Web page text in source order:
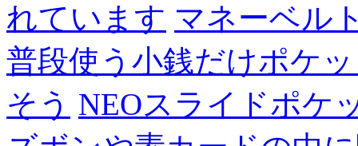
れています マネーベル
普段使う小銭だけポケ
そう NEOスライドポケ